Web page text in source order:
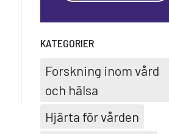
KATEGORIER
Forskning inom vård
och hälsa
Hjärta för vården